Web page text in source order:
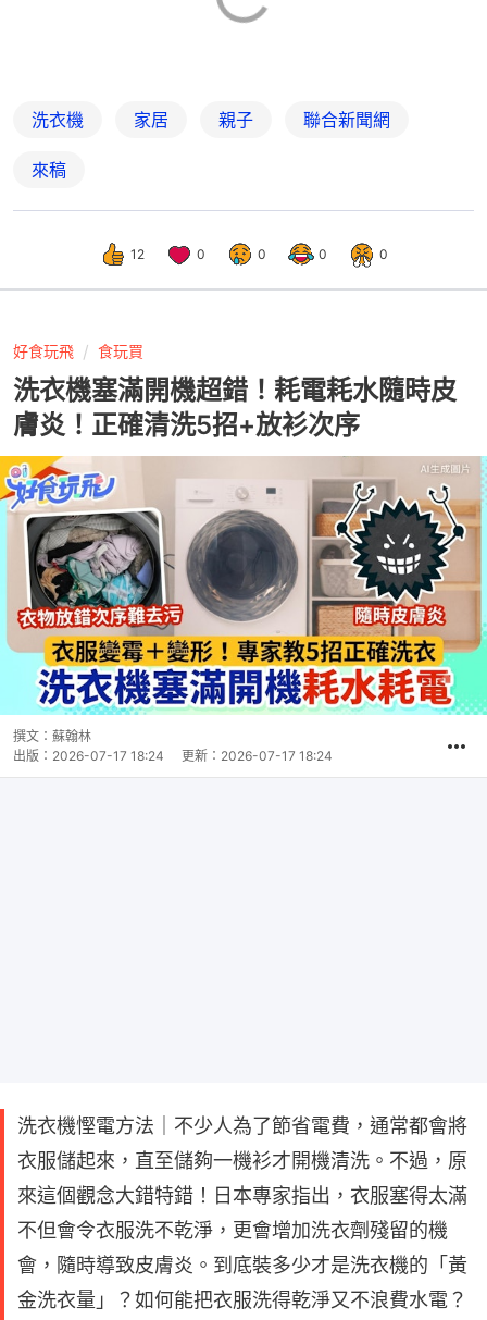
洗衣機 家居 親子 聯合新聞網
來稿
12 0 0 0 0
好食玩飛 食玩買
洗衣機塞滿開機超錯！耗電耗水隨時皮
膚炎！正確清洗5招+放衫次序
撰文： 蘇翰林
出版： 2026-07-17 18:24 更新： 2026-07-17 18:24
洗衣機慳電方法｜不少人為了節省電費，通常都會將
衣服儲起來，直至儲夠一機衫才開機清洗。不過，原
來這個觀念大錯特錯！日本專家指出，衣服塞得太滿
不但會令衣服洗不乾淨，更會增加洗衣劑殘留的機
會，隨時導致皮膚炎。到底裝多少才是洗衣機的「黃
金洗衣量」？如何能把衣服洗得乾淨又不浪費水電？